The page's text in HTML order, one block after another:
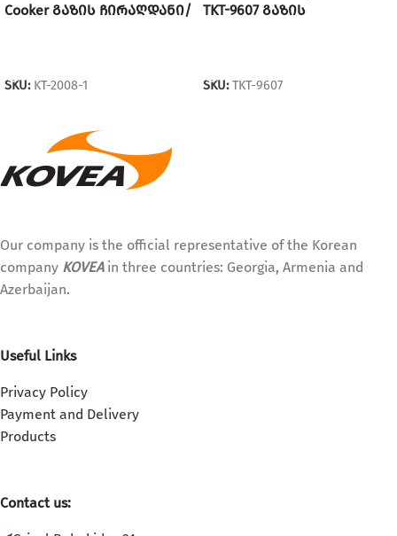
Сooker გაზის ჩირაღდანი/
დასამაგრებელი თავი)
SKU: KT-2008-1
TKT-9607 გაზის
დასამაგრებელი თავი)
SKU:TKT-9607
Our company is the official representative of the Korean
company KOVEAin three countries: Georgia, Armenia and
Azerbaijan.
Useful Links
Privacy Policy
Payment and Delivery
Products
Contact us: